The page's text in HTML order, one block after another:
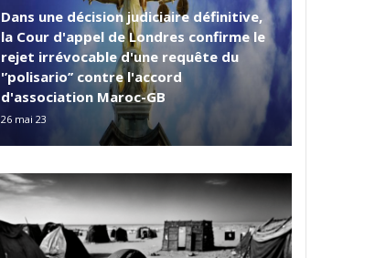
Dans une décision judiciaire définitive,
la Cour d'appel de Londres confirme le
rejet irrévocable d'une requête du
'’polisario’’ contre l'accord
d'association Maroc-GB
26 mai 23